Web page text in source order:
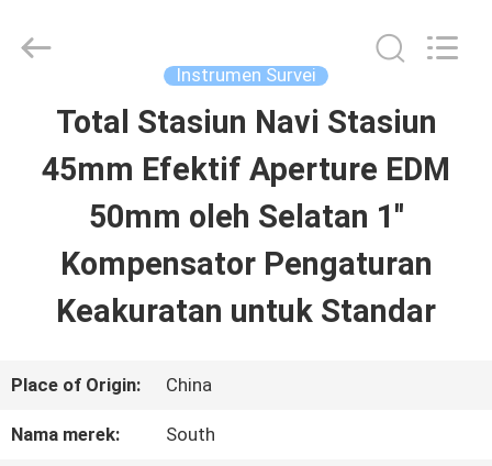
RUMAH
PRODUK
TENTANG
KAMI
Survey
Instrument
Instrumen Survei
Total Stasiun Navi Stasiun
45mm Efektif Aperture EDM
50mm oleh Selatan 1''
Kompensator Pengaturan
Keakuratan untuk Standar
Place of Origin: China
Nama merek: South